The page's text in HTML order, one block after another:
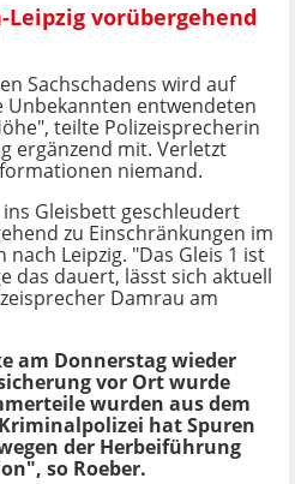
vorübergehend
Sachschadens wird auf
Unbekannten entwendeten
teilte Polizeisprecherin
ergänzend mit. Verletzt
niemand.
Gleisbett geschleudert
zu Einschränkungen im
Leipzig. "Das Gleis 1 ist
das dauert, lässt sich aktuell
Damrau am
am Donnerstag wieder
vor Ort wurde
wurden aus dem
hat Spuren
der Herbeiführung
so Roeber.